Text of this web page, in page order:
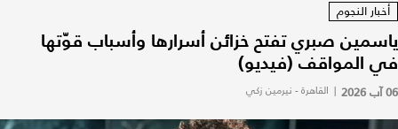
أخبار النجوم
ياسمين صبري تفتح خزائن أسرارها وأسباب قوّتها
في المواقف (فيديو)
06 آب 2026 | القاهرة - نيرمين زكي